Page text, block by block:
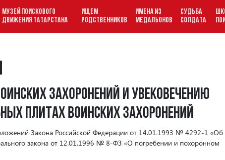
МУЗЕЙ ПОИСКОВОГО
ДВИЖЕНИЯ ТАТАРСТАНА
ИЩЕМ
РОДСТВЕННИКОВ
ИМЕНА ИЗ
МЕДАЛЬОНОВ
СУДЬБА
СОЛДАТА
захоронений и увековечению
плитах воинских захоронений
Закона Российской Федерации от 14.01.1993 № 4292-1 «Об
закона от 12.01.1996 № 8-ФЗ «О погребении и похоронном